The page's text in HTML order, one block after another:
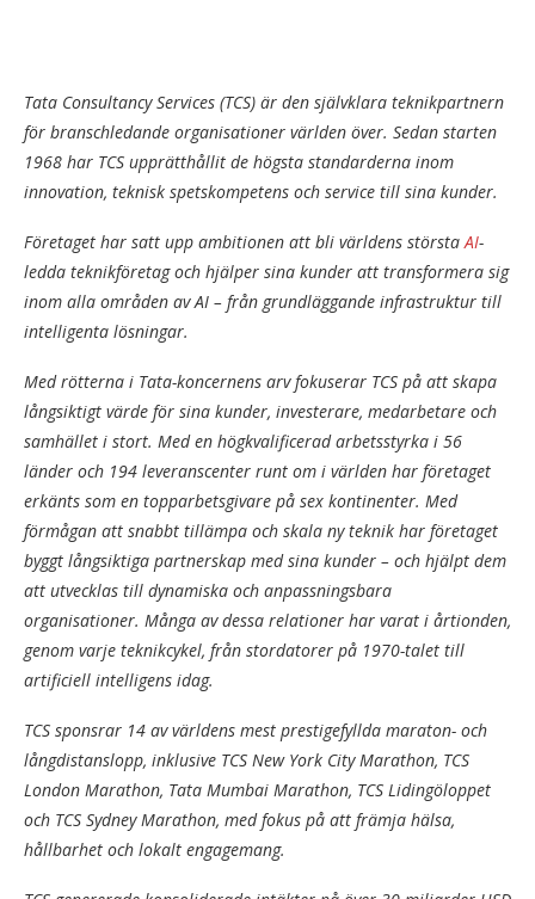
Tata Consultancy Services (TCS) är den självklara teknikpartnern
för branschledande organisationer världen över. Sedan starten
1968 har TCS upprätthållit de högsta standarderna inom
innovation, teknisk spetskompetens och service till sina kunder.
Företaget har satt upp ambitionen att bli världens största AI-
ledda teknikföretag och hjälper sina kunder att transformera sig
inom alla områden av AI – från grundläggande infrastruktur till
intelligenta lösningar.
Med rötterna i Tata-koncernens arv fokuserar TCS på att skapa
långsiktigt värde för sina kunder, investerare, medarbetare och
samhället i stort. Med en högkvalificerad arbetsstyrka i 56
länder och 194 leveranscenter runt om i världen har företaget
erkänts som en topparbetsgivare på sex kontinenter. Med
förmågan att snabbt tillämpa och skala ny teknik har företaget
byggt långsiktiga partnerskap med sina kunder – och hjälpt dem
att utvecklas till dynamiska och anpassningsbara
organisationer. Många av dessa relationer har varat i årtionden,
genom varje teknikcykel, från stordatorer på 1970-talet till
artificiell intelligens idag.
TCS sponsrar 14 av världens mest prestigefyllda maraton- och
långdistanslopp, inklusive TCS New York City Marathon, TCS
London Marathon, Tata Mumbai Marathon, TCS Lidingöloppet
och TCS Sydney Marathon, med fokus på att främja hälsa,
hållbarhet och lokalt engagemang.